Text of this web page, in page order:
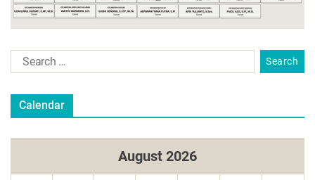
Calendar
August 2026